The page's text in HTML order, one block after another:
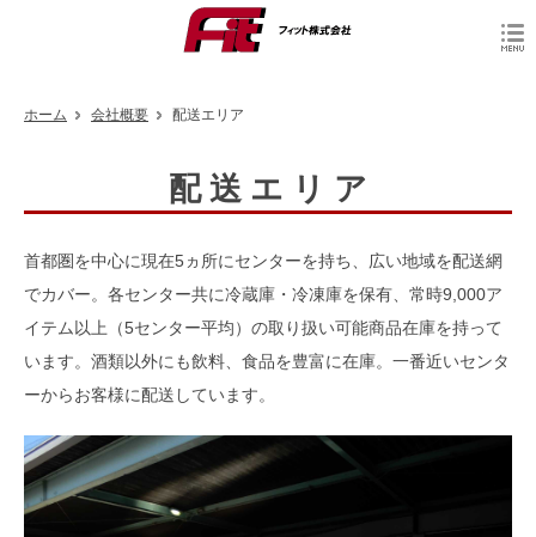
ホーム 会社概要 配送エリア
配 送 エ リ ア
首都圏を中心に現在5ヵ所にセンターを持ち、広い地域を配送網
でカバー。各センター共に冷蔵庫・冷凍庫を保有、常時9,000ア
イテム以上（5センター平均）の取り扱い可能商品在庫を持って
います。酒類以外にも飲料、食品を豊富に在庫。一番近いセンタ
ーからお客様に配送しています。